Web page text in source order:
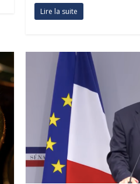
Lire la suite